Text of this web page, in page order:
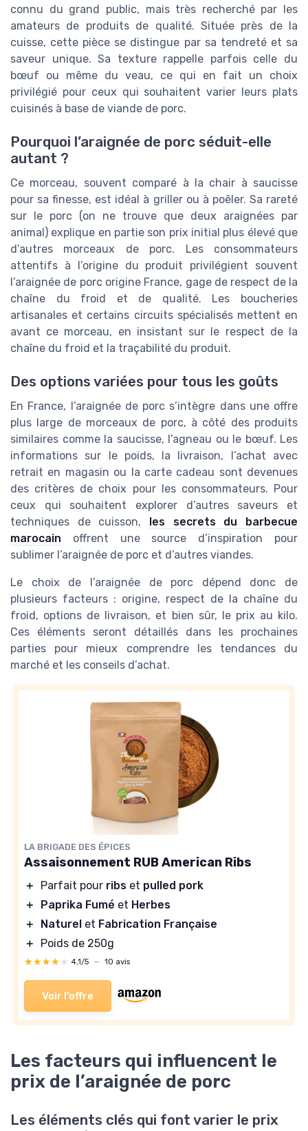
connu du grand public, mais très recherché par les
amateurs de produits de qualité. Située près de la
cuisse, cette pièce se distingue par sa tendreté et sa
saveur unique. Sa texture rappelle parfois celle du
bœuf ou même du veau, ce qui en fait un choix
privilégié pour ceux qui souhaitent varier leurs plats
cuisinés à base de viande de porc.
Pourquoi l’araignée de porc séduit-elle
autant ?
Ce morceau, souvent comparé à la chair à saucisse
pour sa finesse, est idéal à griller ou à poêler. Sa rareté
sur le porc (on ne trouve que deux araignées par
animal) explique en partie son prix initial plus élevé que
d’autres morceaux de porc. Les consommateurs
attentifs à l’origine du produit privilégient souvent
l’araignée de porc origine France, gage de respect de la
chaîne du froid et de qualité. Les boucheries
artisanales et certains circuits spécialisés mettent en
avant ce morceau, en insistant sur le respect de la
chaîne du froid et la traçabilité du produit.
Des options variées pour tous les goûts
En France, l’araignée de porc s’intègre dans une offre
plus large de morceaux de porc, à côté des produits
similaires comme la saucisse, l’agneau ou le bœuf. Les
informations sur le poids, la livraison, l’achat avec
retrait en magasin ou la carte cadeau sont devenues
des critères de choix pour les consommateurs. Pour
ceux qui souhaitent explorer d’autres saveurs et
techniques de cuisson,
les secrets du barbecue
marocain offrent une source d’inspiration pour
sublimer l’araignée de porc et d’autres viandes.
Le choix de l’araignée de porc dépend donc de
plusieurs facteurs : origine, respect de la chaîne du
froid, options de livraison, et bien sûr, le prix au kilo.
Ces éléments seront détaillés dans les prochaines
parties pour mieux comprendre les tendances du
marché et les conseils d’achat.
LA BRIGADE DES ÉPICES
Assaisonnement RUB American Ribs
＋ Parfait pour ribs et pulled pork
＋
Paprika Fumé et Herbes
＋
Naturel et Fabrication Française
＋
Poids de 250g
★★★★★
★★★★★ 4,1/5 — 10 avis
Voir l'offre
Les facteurs qui influencent le
prix de l’araignée de porc
Les éléments clés qui font varier le prix